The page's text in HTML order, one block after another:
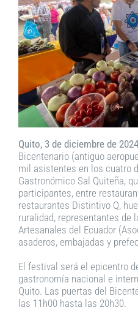
Quito, 3 de diciembre de
Bicentenario (antiguo
mil asistentes en los cuatro
Gastronómico Sal Quiteña,
participantes, entre
restaurantes Distintivo Q,
ruralidad, representantes de
Artesanales del Ecuador
asaderos, embajadas y
El festival será el epicentro
gastronomía nacional e
Quito. Las puertas del
las 11h00 hasta las 20h30.